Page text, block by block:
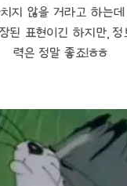
지 않을 거라고 하는
된 표현이긴 하지만,
력은 정말 좋죠!ㅎㅎ